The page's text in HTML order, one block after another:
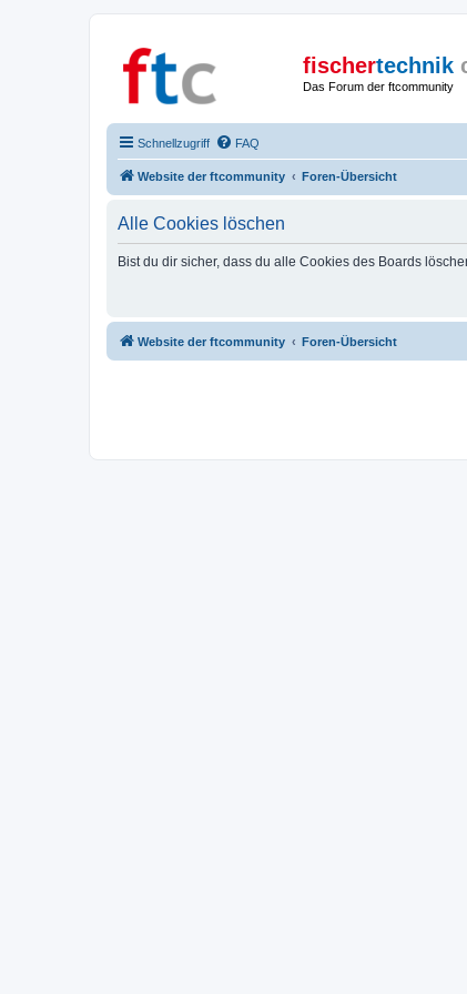
fischertechnik
Das Forum der ftcommunity
Schnellzugriff FAQ
Website der ftcommunity Foren-Übersicht
Alle Cookies löschen
Bist du dir sicher, dass du alle Cookies des Boards
Website der ftcommunity Foren-Übersicht